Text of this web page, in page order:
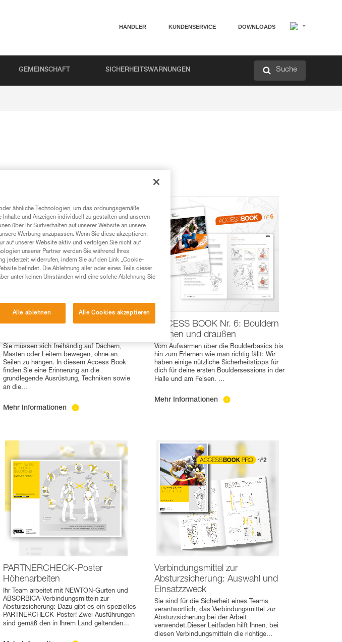
HÄNDLER KUNDENSERVICE DOWNLOADS
GEMEINSCHAFT SICHERHEITSWARNUNGEN Suche
Accessbook n°4 : Höhenarbeit mit
Sie müssen sich freihändig auf Dächern,
Masten oder Leitern bewegen, ohne an
Seilen zu hängen. In diesem Access Book
finden Sie eine Erinnerung an die
grundlegende Ausrüstung, Techniken sowie
an die...
Mehr Informationen
ACCESS BOOK Nr. 6: Bouldern
drinnen und draußen
Vom Aufwärmen über die Boulderbasics bis
hin zum Erlernen wie man richtig fällt: Wir
haben einige nützliche Sicherheitstipps für
dich für deine ersten Bouldersessions in der
Halle und am Felsen. ...
Mehr Informationen
PARTNERCHECK-Poster
Höhenarbeiten
Ihr Team arbeitet mit NEWTON-Gurten und
ABSORBICA-Verbindungsmitteln zur
Absturzsicherung: Dazu gibt es ein spezielles
PARTNERCHECK-Poster! Zwei Ausführungen
sind gemäß den in Ihrem Land geltenden...
Verbindungsmittel zur
Absturzsicherung: Auswahl und
Einsatzzweck
Sie sind für die Sicherheit eines Teams
verantwortlich, das Verbindungsmittel zur
Absturzsicherung bei der Arbeit
verwendet.Dieser Leitfaden hilft Ihnen, bei
diesen Verbindungsmitteln die richtige...
ähnliche Technologien, um das ordnungsgemäße
und Anzeigen individuell zu gestalten und unseren
über Ihr Surfverhalten auf unserer Website an unsere
Werbung anzupassen. Wenn Sie diese akzeptieren,
auf unserer Website aktiv und verfolgen Sie nicht auf
unserer Partner werden Sie während Ihres
jederzeit widerrufen, indem Sie auf den Link „Cookie-
befindet. Die Ablehnung aller oder eines Teils dieser
unter keinen Umständen wird eine solche Ablehnung Sie
Alle ablehnen Alle Cookies akzeptieren